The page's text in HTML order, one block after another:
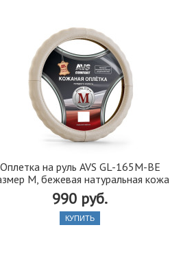
Оплетка на руль AVS GL-165M-BE
M, бежевая натуральная кожа
990 руб.
КУПИТЬ